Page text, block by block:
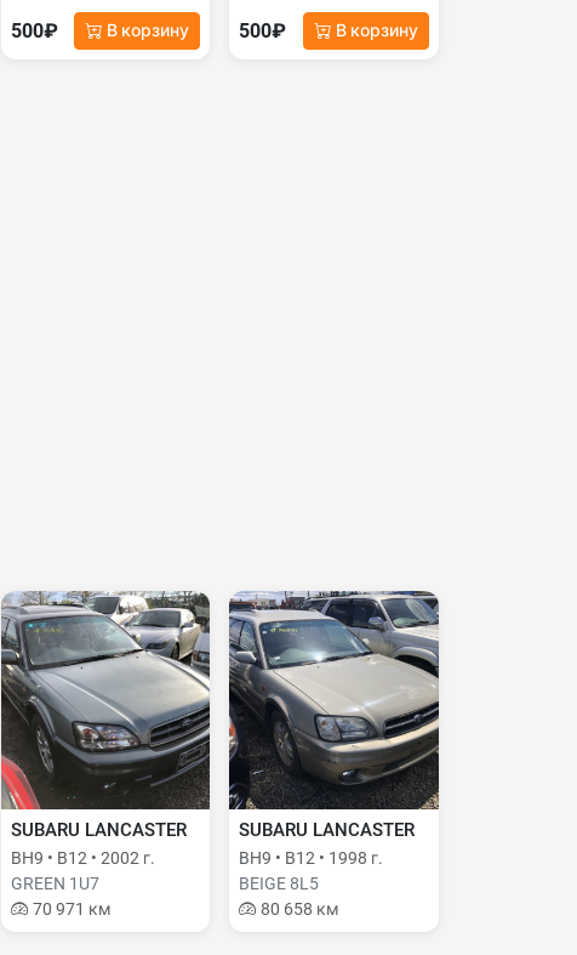
500₽ В корзину 500₽ В корзину
SUBARU LANCASTER
BH9 • B12 • 2002 г.
GREEN 1U7
70 971 км
SUBARU LANCASTER
BH9 • B12 • 1998 г.
BEIGE 8L5
80 658 км